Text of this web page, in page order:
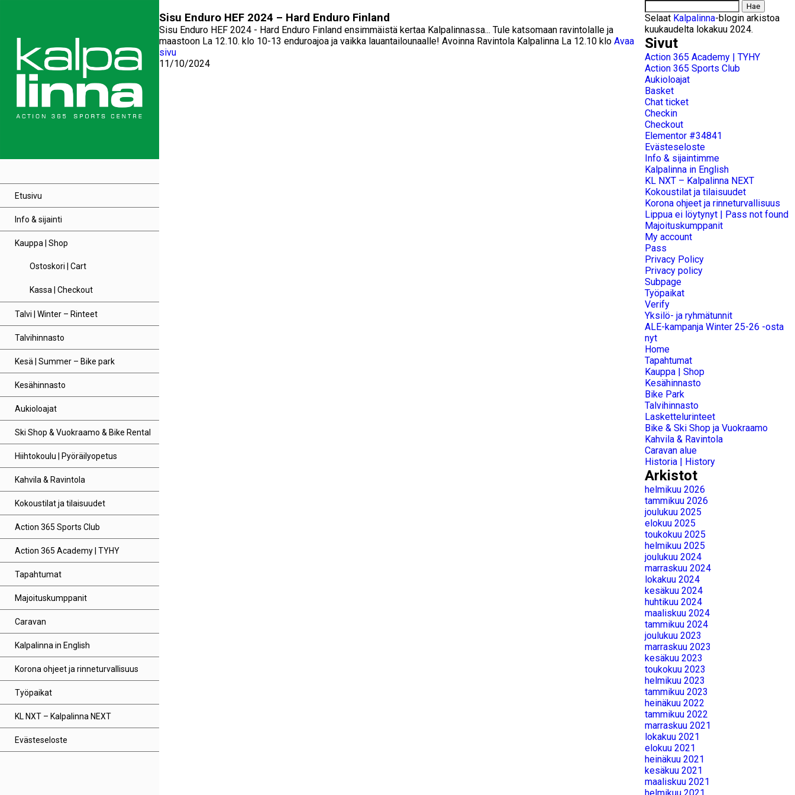
Etusivu
Info & sijainti
Kauppa | Shop
Ostoskori | Cart
Kassa | Checkout
Talvi | Winter – Rinteet
Talvihinnasto
Kesä | Summer – Bike park
Kesähinnasto
Aukioloajat
Ski Shop & Vuokraamo & Bike Rental
Hiihtokoulu | Pyöräilyopetus
Kahvila & Ravintola
Kokoustilat ja tilaisuudet
Action 365 Sports Club
Action 365 Academy | TYHY
Tapahtumat
Majoituskumppanit
Caravan
Kalpalinna in English
Korona ohjeet ja rinneturvallisuus
Työpaikat
KL NXT – Kalpalinna NEXT
Evästeseloste
Sisu Enduro HEF 2024 – Hard Enduro Finland
Sisu Enduro HEF 2024 - Hard Enduro Finland ensimmäistä kertaa Kalpalinnassa... Tule katsomaan ravintolalle ja
maastoon La 12.10. klo 10-13 enduroajoa ja vaikka lauantailounaalle! Avoinna Ravintola Kalpalinna La 12.10 klo Avaa
sivu
11/10/2024
Haku:
Selaat Kalpalinna-blogin arkistoa
kuukaudelta lokakuu 2024.
Sivut
Action 365 Academy | TYHY
Action 365 Sports Club
Aukioloajat
Basket
Chat ticket
Checkin
Checkout
Elementor #34841
Evästeseloste
Info & sijaintimme
Kalpalinna in English
KL NXT – Kalpalinna NEXT
Kokoustilat ja tilaisuudet
Korona ohjeet ja rinneturvallisuus
Lippua ei löytynyt | Pass not found
Majoituskumppanit
My account
Pass
Privacy Policy
Privacy policy
Subpage
Työpaikat
Verify
Yksilö- ja ryhmätunnit
ALE-kampanja Winter 25-26 -osta
nyt
Home
Tapahtumat
Kauppa | Shop
Kesähinnasto
Bike Park
Talvihinnasto
Laskettelurinteet
Bike & Ski Shop ja Vuokraamo
Kahvila & Ravintola
Caravan alue
Historia | History
Arkistot
helmikuu 2026
tammikuu 2026
joulukuu 2025
elokuu 2025
toukokuu 2025
helmikuu 2025
joulukuu 2024
marraskuu 2024
lokakuu 2024
kesäkuu 2024
huhtikuu 2024
maaliskuu 2024
tammikuu 2024
joulukuu 2023
marraskuu 2023
kesäkuu 2023
toukokuu 2023
helmikuu 2023
tammikuu 2023
heinäkuu 2022
tammikuu 2022
marraskuu 2021
lokakuu 2021
elokuu 2021
heinäkuu 2021
kesäkuu 2021
maaliskuu 2021